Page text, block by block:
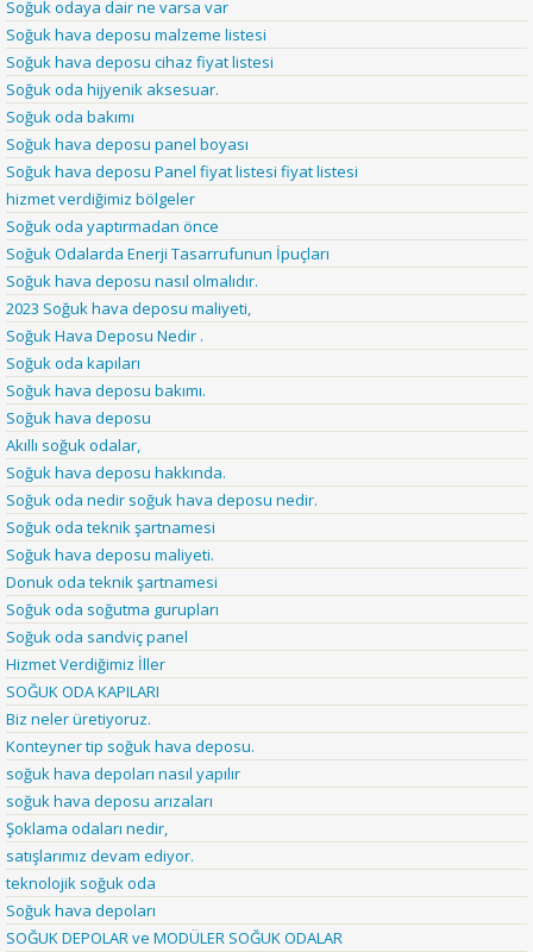
Soğuk odaya dair ne varsa var
Soğuk hava deposu malzeme listesi
Soğuk hava deposu cihaz fiyat listesi
Soğuk oda hijyenik aksesuar.
Soğuk oda bakımı
Soğuk hava deposu panel boyası
Soğuk hava deposu Panel fiyat listesi fiyat listesi
hizmet verdiğimiz bölgeler
Soğuk oda yaptırmadan önce
Soğuk Odalarda Enerji Tasarrufunun İpuçları
Soğuk hava deposu nasıl olmalıdır.
2023 Soğuk hava deposu maliyeti,
Soğuk Hava Deposu Nedir .
Soğuk oda kapıları
Soğuk hava deposu bakımı.
Soğuk hava deposu
Akıllı soğuk odalar,
Soğuk hava deposu hakkında.
Soğuk oda nedir soğuk hava deposu nedir.
Soğuk oda teknik şartnamesi
Soğuk hava deposu maliyeti.
Donuk oda teknik şartnamesi
Soğuk oda soğutma gurupları
Soğuk oda sandviç panel
Hizmet Verdiğimiz İller
SOĞUK ODA KAPILARI
Biz neler üretiyoruz.
Konteyner tip soğuk hava deposu.
soğuk hava depoları nasıl yapılır
soğuk hava deposu arızaları
Şoklama odaları nedir,
satışlarımız devam ediyor.
teknolojik soğuk oda
Soğuk hava depoları
SOĞUK DEPOLAR ve MODÜLER SOĞUK ODALAR